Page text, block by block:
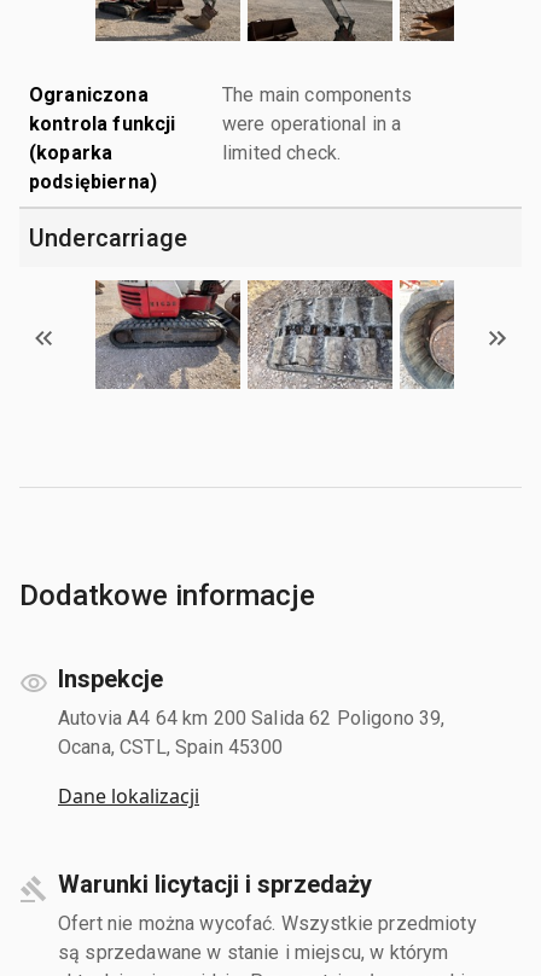
Ograniczona
kontrola funkcji
(koparka
podsiębierna)
The main components
were operational in a
limited check.
Undercarriage
Dodatkowe informacje
Inspekcje
Autovia A4 64 km 200 Salida 62 Poligono 39,
Ocana, CSTL, Spain 45300
Dane lokalizacji
Warunki licytacji i sprzedaży
Ofert nie można wycofać. Wszystkie przedmioty
są sprzedawane w stanie i miejscu, w którym